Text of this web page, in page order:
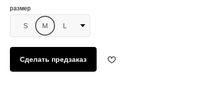
размер
S M L
Сделать предзаказ